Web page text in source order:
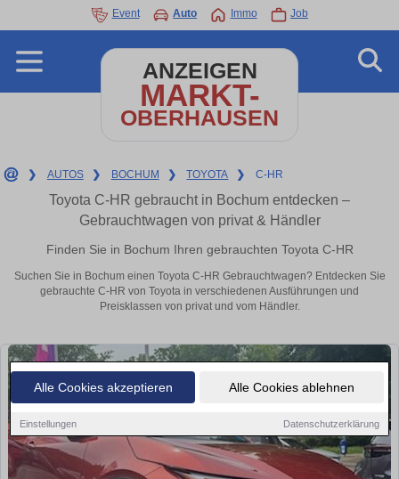
Alle Cookies akzeptieren Alle Cookies ablehnen
Einstellungen Datenschutzerklärung
Event Auto Immo Job
ANZEIGEN
MARKT-
OBERHAUSEN
❯ AUTOS ❯ BOCHUM ❯ TOYOTA ❯ C-HR
Toyota C-HR gebraucht in Bochum entdecken –
Gebrauchtwagen von privat & Händler
Finden Sie in Bochum Ihren gebrauchten Toyota C-HR
Suchen Sie in Bochum einen Toyota C-HR Gebrauchtwagen? Entdecken Sie
gebrauchte C-HR von Toyota in verschiedenen Ausführungen und
Preisklassen von privat und vom Händler.